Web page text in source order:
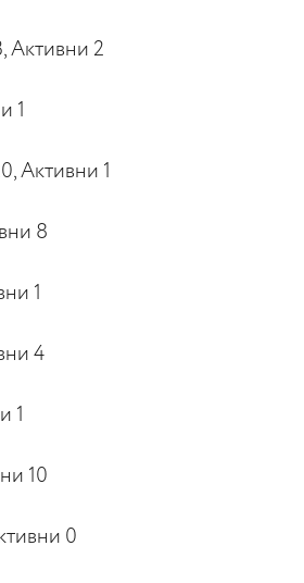
Активни 2
1
Активни 1
8
1
4
1
10
0